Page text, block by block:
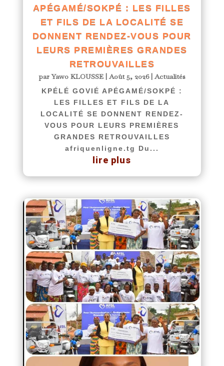
APÉGAMÉ/SOKPÉ : LES FILLES
ET FILS DE LA LOCALITÉ SE
DONNENT RENDEZ-VOUS POUR
LEURS PREMIÈRES GRANDES
RETROUVAILLES
parYawo KLOUSSE|Août 5, 2026|Actualités
KPÉLÉ GOVIÉ APÉGAMÉ/SOKPÉ :
LES FILLES ET FILS DE LA
LOCALITÉ SE DONNENT RENDEZ-
VOUS POUR LEURS PREMIÈRES
GRANDES RETROUVAILLES
afriquenligne.tg Du...
lire plus